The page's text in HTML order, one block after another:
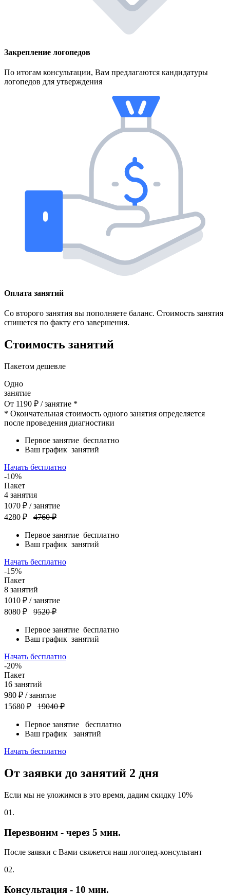
Закрепление логопедов
По итогам консультации, Вам предлагаются кандидатуры
логопедов для утверждения
Оплата занятий
Со второго занятия вы пополняете баланс. Стоимость занятия
спишется по факту его завершения.
Стоимость занятий
Пакетом дешевле
Одно
занятие
От 1190 ₽ / занятие *
* Окончательная стоимость одного занятия определяется
после проведения диагностики
Первое занятие бесплатно
Ваш график занятий
Начать бесплатно
-10%
Пакет
4 занятия
1070 ₽ / занятие
4280 ₽
4760 ₽
Первое занятие бесплатно
Ваш график занятий
Начать бесплатно
-15%
Пакет
8 занятий
1010 ₽ / занятие
8080 ₽
9520 ₽
Первое занятие бесплатно
Ваш график занятий
Начать бесплатно
-20%
Пакет
16 занятий
980 ₽ / занятие
15680 ₽
19040 ₽
Первое занятие бесплатно
Ваш график занятий
Начать бесплатно
От заявки до занятий 2 дня
Если мы не уложимся в это время, дадим скидку 10%
01.
Перезвоним - через 5 мин.
После заявки с Вами свяжется наш логопед-консультант
02.
Консультация - 10 мин.